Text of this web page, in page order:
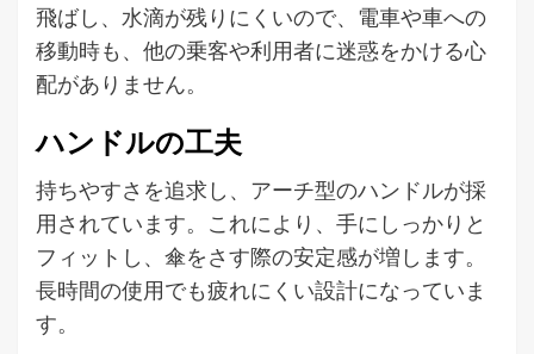
飛ばし、水滴が残りにくいので、電車や車への
移動時も、他の乗客や利用者に迷惑をかける心
配がありません。
ハンドルの工夫
持ちやすさを追求し、アーチ型のハンドルが採
用されています。これにより、手にしっかりと
フィットし、傘をさす際の安定感が増します。
長時間の使用でも疲れにくい設計になっていま
す。